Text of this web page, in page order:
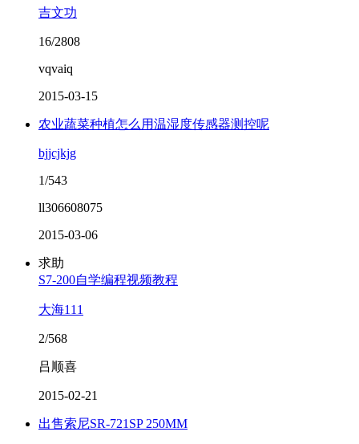
吉文功
16/2808
vqvaiq
2015-03-15
农业蔬菜种植怎么用温湿度传感器测控呢
bjjcjkjg
1/543
ll306608075
2015-03-06
求助
S7-200自学编程视频教程
大海111
2/568
吕顺喜
2015-02-21
出售索尼SR-721SP 250MM